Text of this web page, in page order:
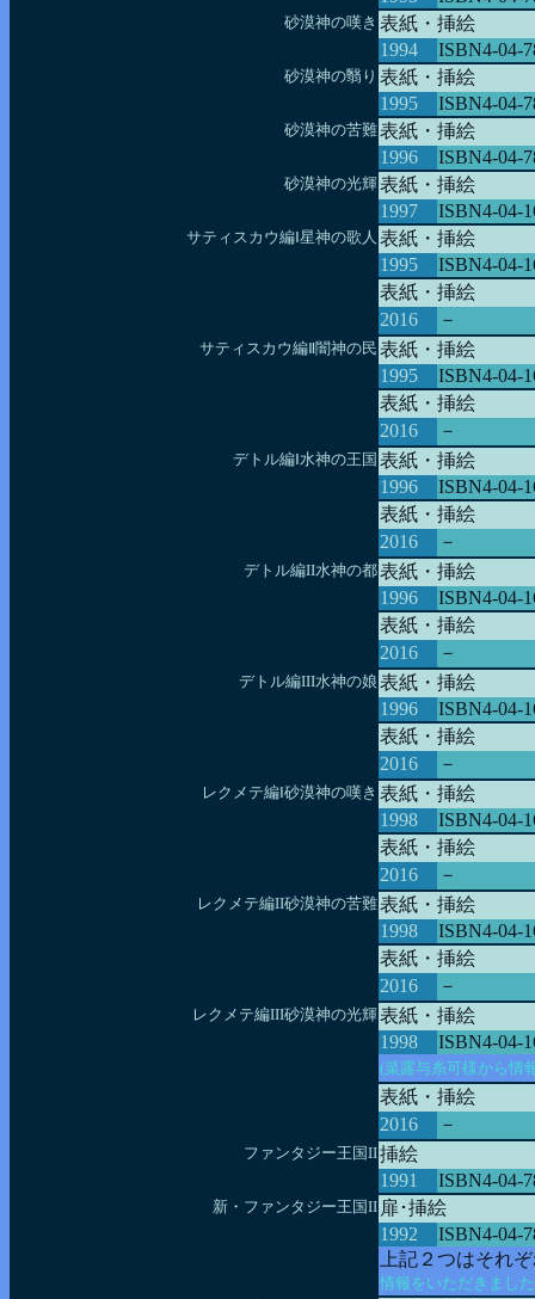
砂漠神の嘆き 表紙・挿絵
1994
ISBN4-04-
砂漠神の翳り 表紙・挿絵
1995
ISBN4-04-
砂漠神の苦難表紙・挿絵
1996
ISBN4-04-
砂漠神の光輝表紙・挿絵
1997
ISBN4-04-
サティスカウ編Ⅰ星神の歌人 表紙・挿絵
1995
ISBN4-04-
表紙・挿絵
2016
－
サティスカウ編Ⅱ闇神の民 表紙・挿絵
1995
ISBN4-04-
表紙・挿絵
2016
－
デトル編Ⅰ水神の王国 表紙・挿絵
1996
ISBN4-04-
表紙・挿絵
2016
－
デトル編II水神の都表紙・挿絵
1996
ISBN4-04-
表紙・挿絵
2016
－
デトル編III水神の娘 表紙・挿絵
1996
ISBN4-04-
表紙・挿絵
2016
－
レクメテ編Ⅰ砂漠神の嘆き 表紙・挿絵
1998
ISBN4-04-
表紙・挿絵
2016
－
レクメテ編II砂漠神の苦難表紙・挿絵
1998
ISBN4-04-
表紙・挿絵
2016
－
レクメテ編III砂漠神の光輝表紙・挿絵
1998
ISBN4-04-
(菜露与糸可様から情
表紙・挿絵
2016
－
ファンタジー王国II挿絵
1991
ISBN4-04-
新・ファンタジー王国II 扉･挿絵
1992
ISBN4-04-
上記２つはそれ
情報をいただきまし